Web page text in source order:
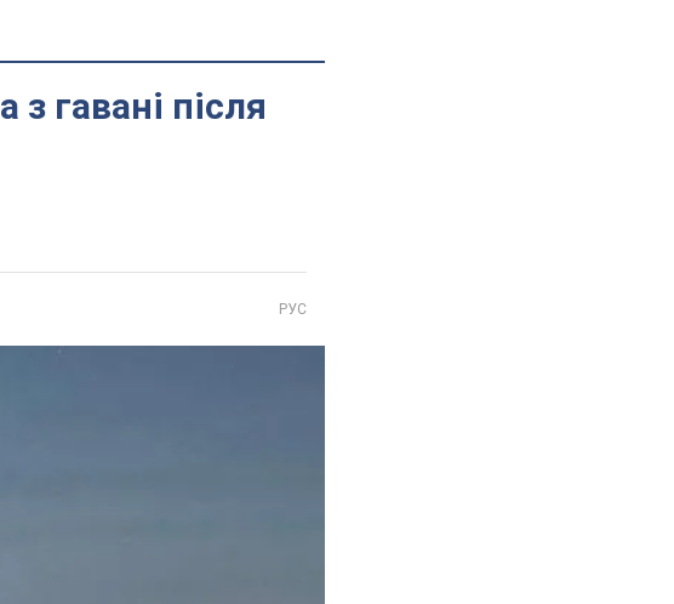
гавані після
РУС